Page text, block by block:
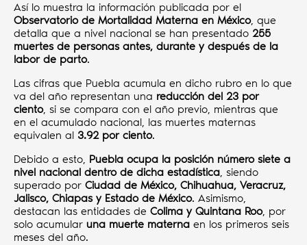
Así lo muestra la información publicada por el
Observatorio de Mortalidad Materna en México, que
detalla que a nivel nacional se han presentado 255
muertes de personas antes, durante y después de la
labor de parto.
Las cifras que Puebla acumula en dicho rubro en lo que
va del año representan una reducción del 23 por
ciento, si se compara con el año previo, mientras que
en el acumulado nacional, las muertes maternas
equivalen al 3.92 por ciento.
Debido a esto, Puebla ocupa la posición número siete a
nivel nacional dentro de dicha estadística, siendo
superado por Ciudad de México, Chihuahua, Veracruz,
Jalisco, Chiapas y Estado de México. Asimismo,
destacan las entidades de Colima y Quintana Roo, por
solo acumular una muerte materna en los primeros seis
meses del año.